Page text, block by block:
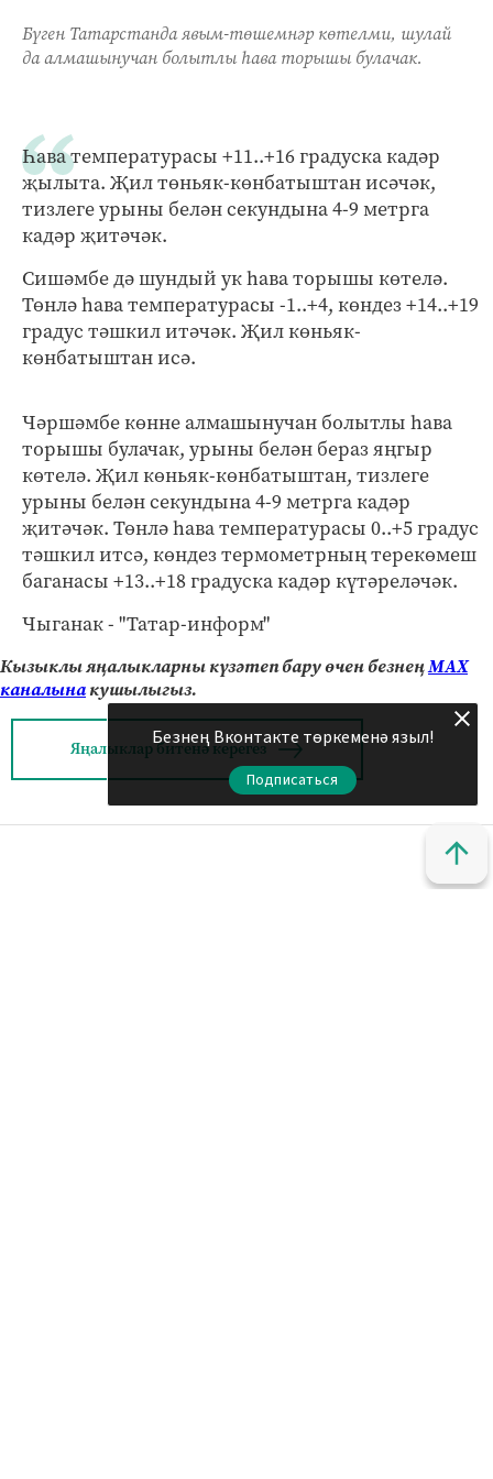
Бүген Татарстанда явым-төшемнәр көтелми, шулай
да алмашынучан болытлы һава торышы булачак.
Һава температурасы +11..+16 градуска кадәр
җылыта. Җил төньяк-көнбатыштан исәчәк,
тизлеге урыны белән секундына 4-9 метрга
кадәр җитәчәк.
Сишәмбе дә шундый ук һава торышы көтелә.
Төнлә һава температурасы -1..+4, көндез +14..+19
градус тәшкил итәчәк. Җил көньяк-
көнбатыштан исә.
Чәршәмбе көнне алмашынучан болытлы һава
торышы булачак, урыны белән бераз яңгыр
көтелә. Җил көньяк-көнбатыштан, тизлеге
урыны белән секундына 4-9 метрга кадәр
җитәчәк. Төнлә һава температурасы 0..+5 градус
тәшкил итсә, көндез термометрның терекөмеш
баганасы +13..+18 градуска кадәр күтәреләчәк.
Чыганак - "Татар-информ"
Кызыклы яңалыкларны күзәтеп бару өчен безнеңМАХ
каналынакушылыгыз.
Яңалыклар битенә керегез
Безнең Вконтакте төркеменә языл!
Подписаться